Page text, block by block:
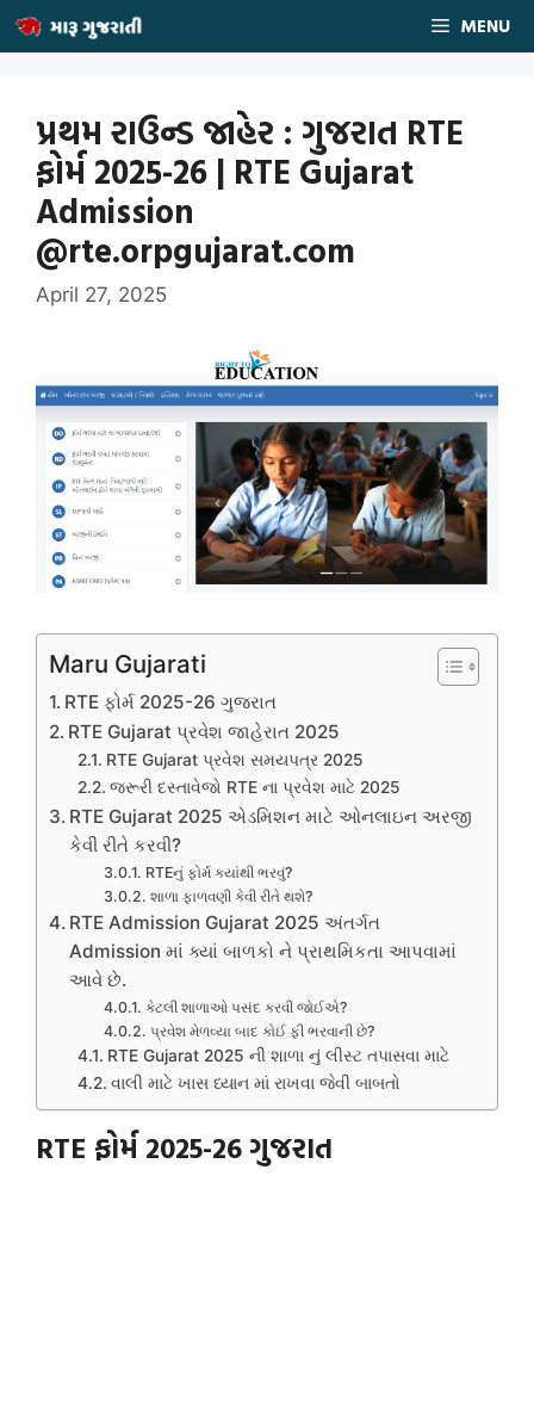
Skip
MENU
પ્રથમ રાઉન્ડ જાહેર : ગુજરાત RTE
ફોર્મ 2025-26 | RTE Gujarat
Admission
@rte.orpgujarat.com
April 27, 2025
Maru Gujarati
RTE ફોર્મ 2025-26 ગુજરાત
RTE Gujarat પ્રવેશ જાહેરાત 2025
RTE Gujarat પ્રવેશ સમયપત્ર 2025
જરૂરી દસ્તાવેજો RTE ના પ્રવેશ માટે 2025
RTE Gujarat 2025 એડમિશન માટે ઓનલાઇન અરજી
કેવી રીતે કરવી?
RTEનું ફોર્મ ક્યાંથી ભરવું?
શાળા ફાળવણી કેવી રીતે થશે?
RTE Admission Gujarat 2025 અંતર્ગત
Admission માં ક્યાં બાળકો ને પ્રાથમિકતા આપવામાં
આવે છે.
કેટલી શાળાઓ પસંદ કરવી જોઈએ?
પ્રવેશ મેળવ્યા બાદ કોઈ ફી ભરવાની છે?
RTE Gujarat 2025 ની શાળા નું લીસ્ટ તપાસવા માટે
વાલી માટે ખાસ ધ્યાન માં રાખવા જેવી બાબતો
RTE ફોર્મ 2025-26 ગુજરાત